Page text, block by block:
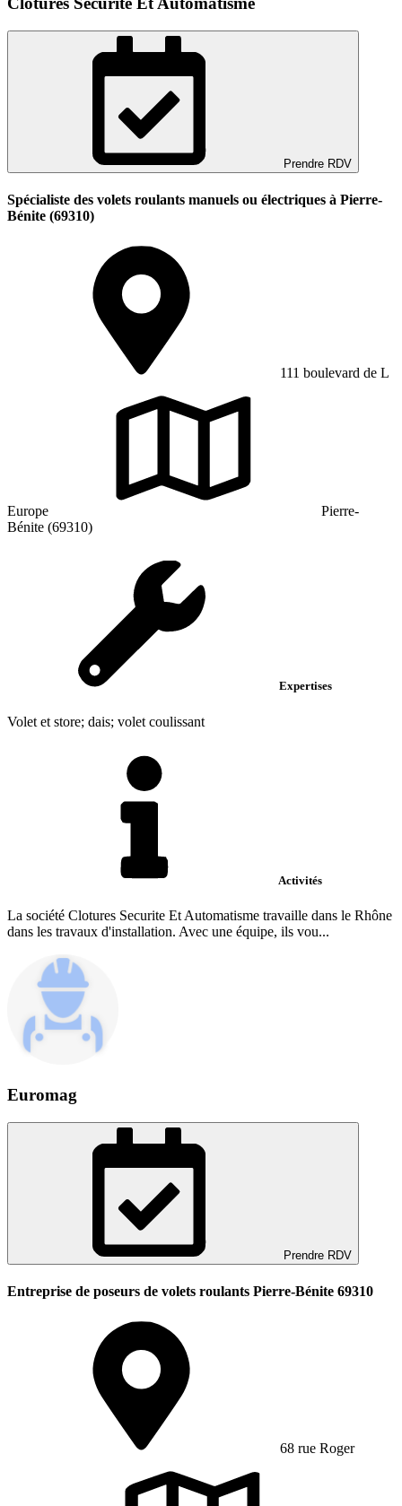
Prendre RDV
Spécialiste des volets roulants manuels ou électriques à Pierre-
Bénite (69310)
111 boulevard de L
Europe
Pierre-
Bénite (69310)
Expertises
Volet et store; dais; volet coulissant
Activités
La société Clotures Securite Et Automatisme travaille dans le Rhône
dans les travaux d'installation. Avec une équipe, ils vou...
Euromag
Prendre RDV
Entreprise de poseurs de volets roulants Pierre-Bénite 69310
68 rue Roger